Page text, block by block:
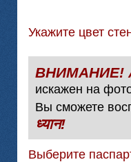
Укажите цвет
искажен на
Вы сможете
ध्यान!
Выберите